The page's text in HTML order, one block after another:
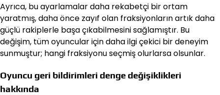
Ayrıca, bu ayarlamalar daha rekabetçi bir ortam
yaratmış, daha önce zayıf olan fraksiyonların artık daha
güçlü rakiplerle başa çıkabilmesini sağlamıştır. Bu
değişim, tüm oyuncular için daha ilgi çekici bir deneyim
sunmuştur; hangi fraksiyonu seçmiş olurlarsa olsunlar.
Oyuncu geri bildirimleri denge değişiklikleri
hakkında